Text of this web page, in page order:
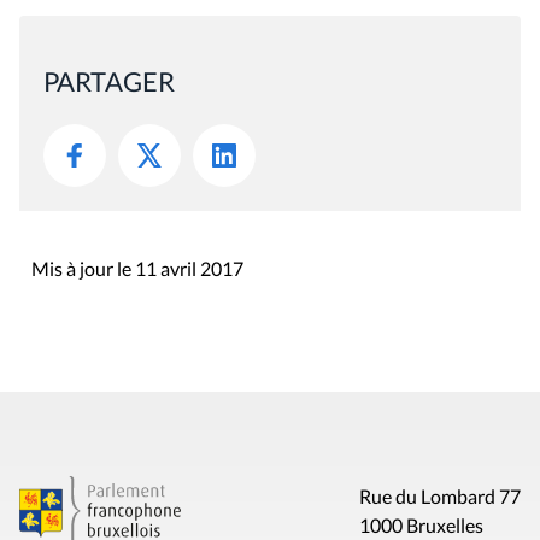
PARTAGER
Mis à jour le 11 avril 2017
Rue du Lombard 77
1000 Bruxelles